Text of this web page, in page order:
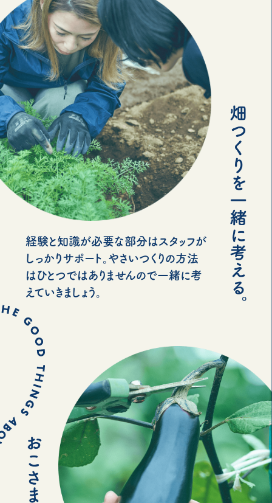
経験と知識が必要な部分はスタッフが
しっかりサポート。やさいつくりの方法
はひとつではありませんので一緒に考
えていきましょう。